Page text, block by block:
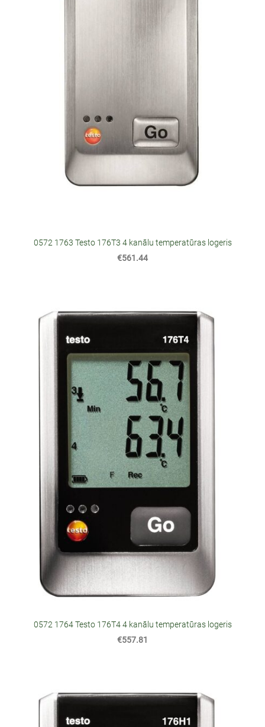
0572 1763 Testo 176T3 4 kanālu temperatūras logeris
€561.44
0572 1764 Testo 176T4 4 kanālu temperatūras logeris
€557.81